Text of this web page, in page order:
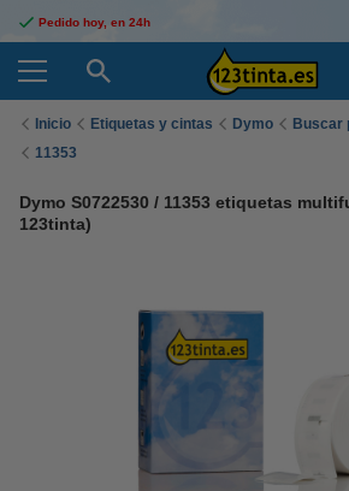
Pedido hoy, en 24h
Inicio Etiquetas y cintas Dymo
Buscar
11353
Dymo S0722530 / 11353 etiquetas
123tinta)